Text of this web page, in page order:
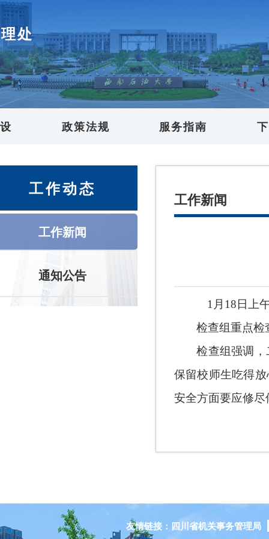
处
政策法规 服务指南
工作动态
工作新闻
通知公告
工作新闻
1 月 18 日上
检查组重点检
检查组强调
保留校师生吃得
安全方面要应修
友情链接： 四川省机关事务管理局